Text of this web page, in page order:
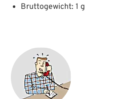
Bruttogewicht: 1 g